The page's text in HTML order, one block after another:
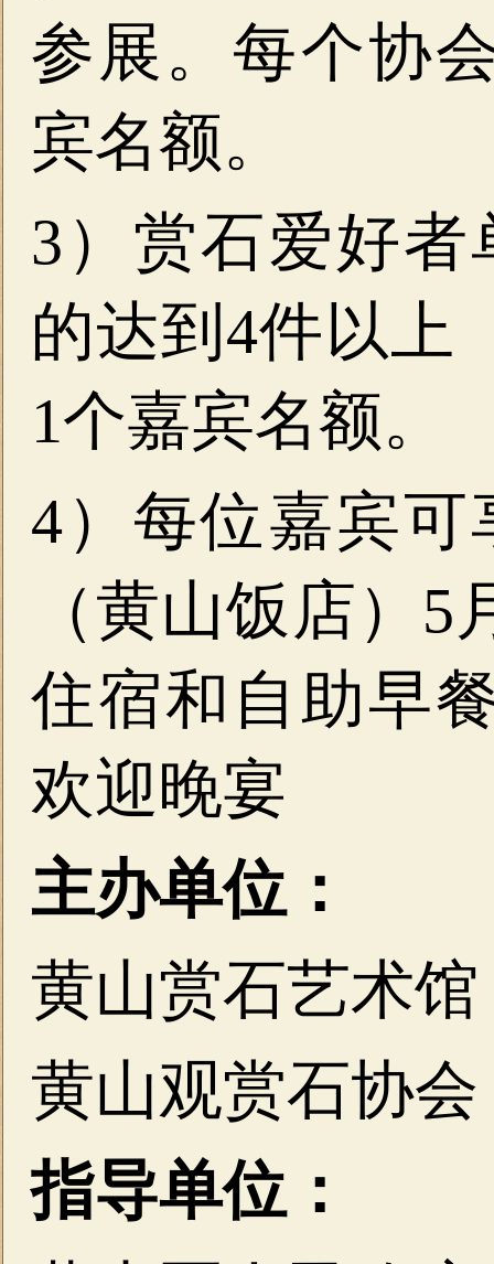
参展。每个协
宾名额。
3）赏石爱好
的达到4件以上
1个嘉宾名额。
4）每位嘉宾
（黄山饭店）
住宿和自助早
欢迎晚宴
主办单位：
黄山赏石艺术馆
黄山观赏石协会
指导单位：